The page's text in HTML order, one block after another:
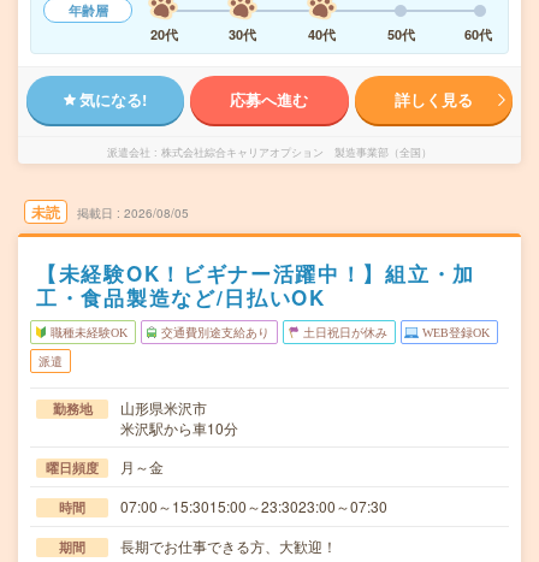
年齢層
20代
30代 40代 50代 60代
気になる! 応募へ進む 詳しく見る
派遣会社 株式会社綜合キャリアオプション 製造事業部（全国）
未読 掲載日 2026/08/05
【未経験OK！ビギナー活躍中！】組立・加
工・食品製造など/日払いOK
職種未経験OK 交通費別途支給あり 土日祝日が休み WEB登録OK
派遣
勤務地
山形県米沢市
米沢駅から車10分
曜日頻度 月～金
時間 07:00～15:3015:00～23:3023:00～07:30
期間 長期でお仕事できる方、大歓迎！